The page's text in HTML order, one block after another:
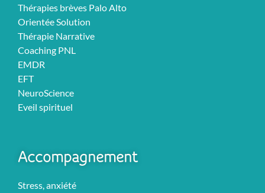
Thérapies brèves Palo Alto
Orientée Solution
Thérapie Narrative
Coaching PNL
EMDR
EFT
NeuroScience
Eveil spirituel
Accompagnement
Stress, anxiété